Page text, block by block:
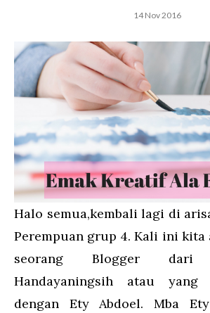
14 Nov 2016
Halo semua,kembali lagi di
Perempuan grup 4. Kali ini kita
seorang Blogger
Handayaningsih atau
dengan Ety Abdoel. Mba